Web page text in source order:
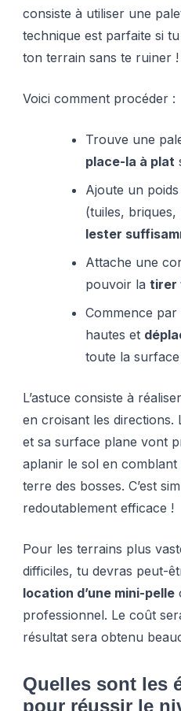
consiste à utiliser une
technique est parfaite si
ton terrain sans te ruiner !
Voici comment procéder :
Trouve une
place-la à plat
Ajoute un
(tuiles,
lester
Attache une
pouvoir latirer
Commence
hautes et
toute la surface
L’astuce consiste à réaliser
en croisant les directions.
et sa surface plane vont
aplanir le sol en
terre des bosses. C’est
redoutablement efficace !
Pour les terrains plus
difficiles, tu devras peut-
location d’une mini-pelle
professionnel. Le coût
résultat sera obtenu
Quelles sont les
pour réussir le